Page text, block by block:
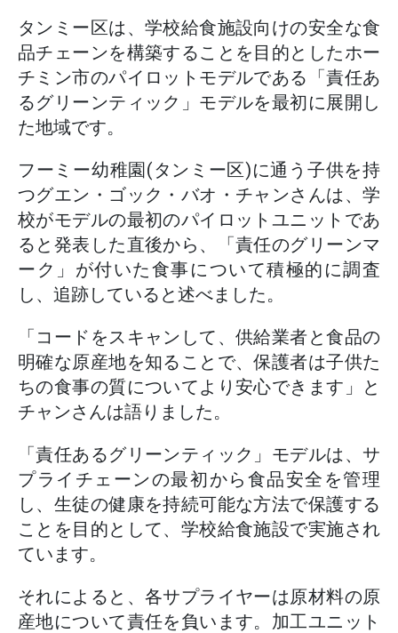
タンミー区は、学校給食施設向けの安全な食
品チェーンを構築することを目的としたホー
チミン市のパイロットモデルである「責任あ
るグリーンティック」モデルを最初に展開し
た地域です。
フーミー幼稚園(タンミー区)に通う子供を持
つグエン・ゴック・バオ・チャンさんは、学
校がモデルの最初のパイロットユニットであ
ると発表した直後から、「責任のグリーンマ
ーク」が付いた食事について積極的に調査
し、追跡していると述べました。
「コードをスキャンして、供給業者と食品の
明確な原産地を知ることで、保護者は子供た
ちの食事の質についてより安心できます」と
チャンさんは語りました。
「責任あるグリーンティック」モデルは、サ
プライチェーンの最初から食品安全を管理
し、生徒の健康を持続可能な方法で保護する
ことを目的として、学校給食施設で実施され
ています。
それによると、各サプライヤーは原材料の原
産地について責任を負います。加工ユニット